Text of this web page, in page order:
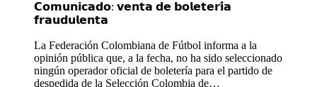
𝗖𝗼𝗺𝘂𝗻𝗶𝗰𝗮𝗱𝗼: 𝘃𝗲𝗻𝘁𝗮 𝗱𝗲 𝗯𝗼𝗹𝗲𝘁𝗲𝗿𝗶́𝗮
𝗳𝗿𝗮𝘂𝗱𝘂𝗹𝗲𝗻𝘁𝗮
La Federación Colombiana de Fútbol informa a la
opinión pública que, a la fecha, no ha sido seleccionado
ningún operador oficial de boletería para el partido de
despedida de la Selección Colombia de…